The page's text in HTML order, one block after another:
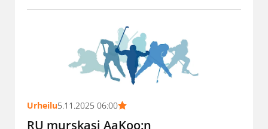
Urheilu5.11.2025 06:00
RU murskasi AaKoo:n